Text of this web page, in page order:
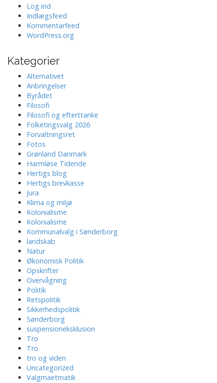
Log ind
Indlægsfeed
Kommentarfeed
WordPress.org
Kategorier
Alternativet
Anbringelser
Byrådet
Filosofi
Filosofi og efterttanke
Folketingsvalg 2026
Forvaltningsret
Fotos
Grønland Danmark
Harmløse Tidende
Hertigs blog
Hertigs brevkasse
Jura
Klima og miljø
Kolonialisme
Kolonialisme
Kommunalvalg i Sønderborg
landskab
Natur
Økonomisk Politik
Opskrifter
Overvågning
Politik
Retspolitik
Sikkerhedspolitik
Sønderborg
suspensioneksklusion
Tro
Tro
tro og viden
Uncategorized
Valgmaetmatik